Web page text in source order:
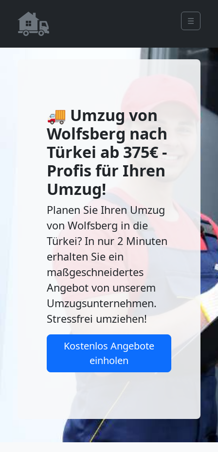
☰
🚚 Umzug von
Wolfsberg nach
Türkei ab 375€ -
Profis für Ihren
Umzug!
Planen Sie Ihren Umzug
von Wolfsberg in die
Türkei? In nur 2 Minuten
erhalten Sie ein
maßgeschneidertes
Angebot von unserem
Umzugsunternehmen.
Stressfrei umziehen!
Kostenlos Angebote
einholen